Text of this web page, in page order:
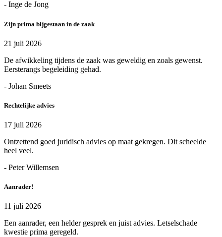
- Inge de Jong
Zijn prima bijgestaan in de zaak
21 juli 2026
De afwikkeling tijdens de zaak was geweldig en zoals gewenst.
Eersterangs begeleiding gehad.
- Johan Smeets
Rechtelijke advies
17 juli 2026
Ontzettend goed juridisch advies op maat gekregen. Dit scheelde
heel veel.
- Peter Willemsen
Aanrader!
11 juli 2026
Een aanrader, een helder gesprek en juist advies. Letselschade
kwestie prima geregeld.